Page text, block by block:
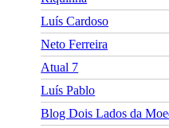
Luís Cardoso
Neto Ferreira
Atual 7
Luís Pablo
Blog Dois Lados da